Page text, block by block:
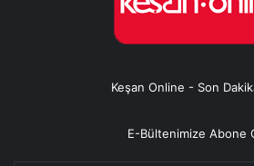
Keşan Online - Son
E-Bültenimize Abone